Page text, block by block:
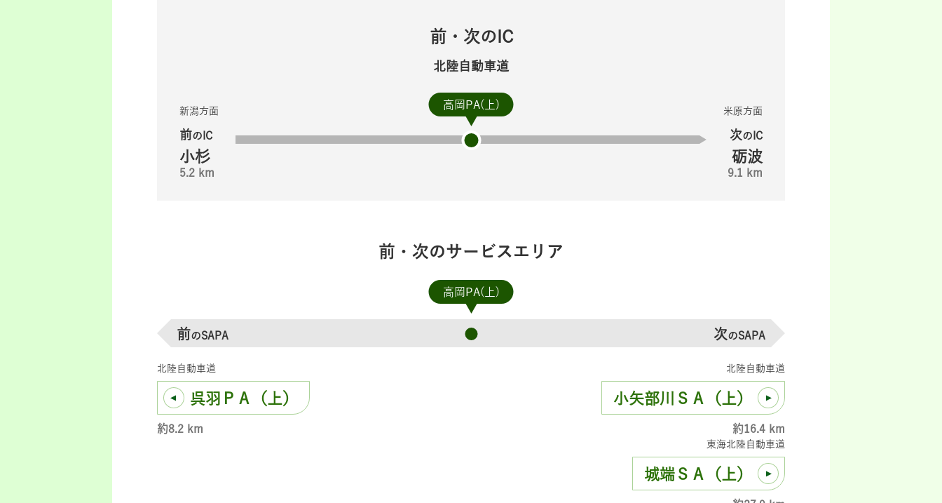
前・次のIC
北陸自動車道
高岡PA(上)
新潟方面
前のIC
小杉
5.2 km
米原方面
次のIC
砺波
9.1 km
前・次のサービスエリア
高岡PA(上)
前のSAPA 次のSAPA
北陸自動車道
呉羽ＰＡ（上）
約8.2 km
北陸自動車道
小矢部川ＳＡ（上）
約16.4 km
東海北陸自動車道
城端ＳＡ（上）